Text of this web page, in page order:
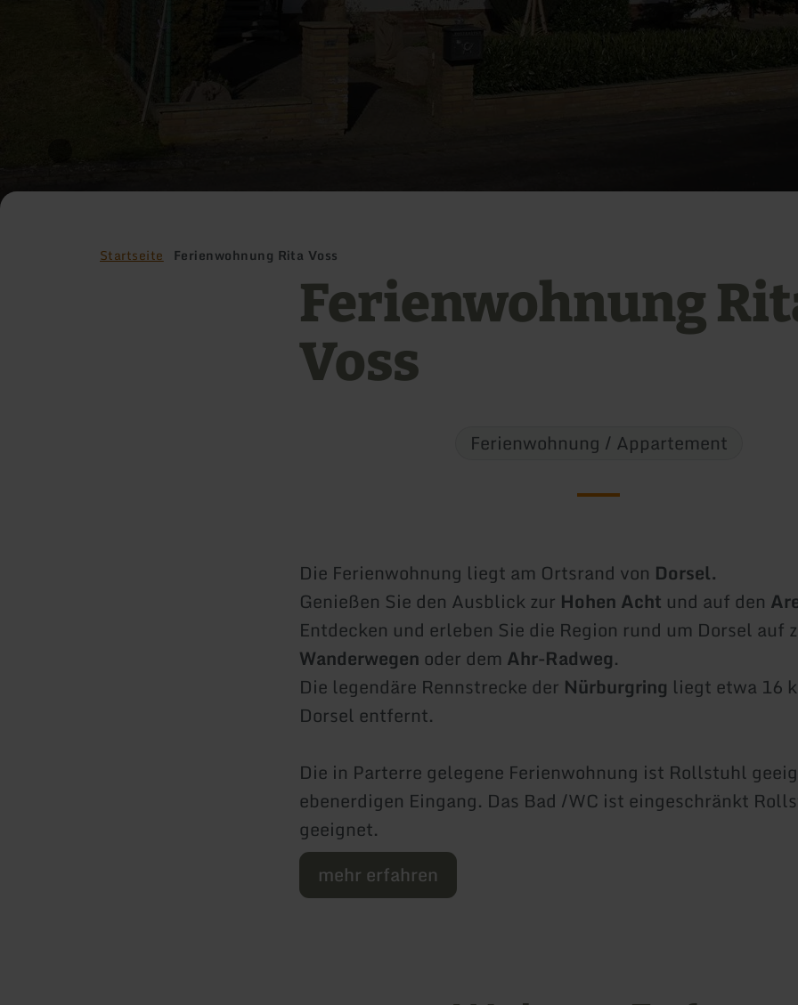
Startseite Ferienwohnung Rita Voss
Ferienwohnung
Voss
Ferienwohnung / Appartement
Die Ferienwohnung liegt am Ortsrand von Dorsel.
Genießen Sie den Ausblick zur Hohen Acht und auf den
Entdecken und erleben Sie die Region rund um Dorsel auf
Wanderwegen oder dem Ahr-Radweg.
Die legendäre Rennstrecke der Nürburgring liegt etwa 16
Dorsel entfernt.
Die in Parterre gelegene Ferienwohnung ist Rollstuhl
ebenerdigen Eingang. Das Bad /WC ist eingeschränkt
geeignet.
mehr erfahren